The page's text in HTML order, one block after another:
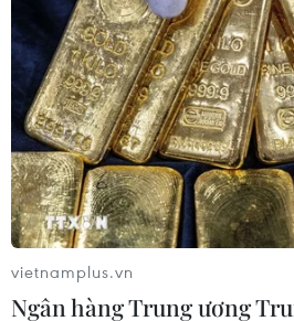
vietnamplus.vn
Ngân hàng Trung ương